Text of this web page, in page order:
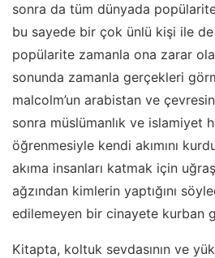
sonra da tüm dünyada
bu sayede bir çok ünlü kişi ile de
popülarite zamanla ona zarar
sonunda zamanla gerçekleri
malcolm’un arabistan ve
sonra müslümanlık ve islamiyet
öğrenmesiyle kendi akımını
akıma insanları katmak için
ağzından kimlerin yaptığını
edilemeyen bir cinayete kurban
Kitapta, koltuk sevdasının ve